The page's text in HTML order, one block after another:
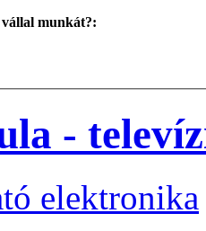
munkát?:
-
elektronika